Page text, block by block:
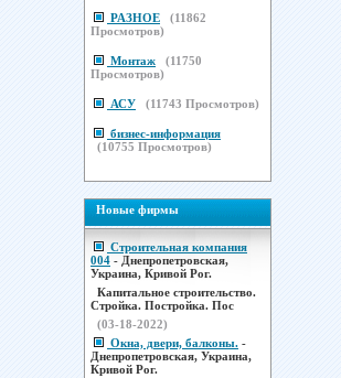
РАЗНОЕ (11862
Просмотров)
Монтаж (11750
Просмотров)
АСУ (11743 Просмотров)
бизнес-информация
(10755 Просмотров)
Новые фирмы
Строительная компания
004 - Днепропетровская,
Украина, Кривой Рог.
Капитальное строительство.
Стройка. Постройка. Пос
(03-18-2022)
Окна, двери, балконы. -
Днепропетровская, Украина,
Кривой Рог.